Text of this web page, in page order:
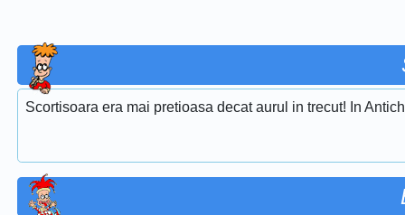
Scortisoara era mai pretioasa decat aurul in trecut! In